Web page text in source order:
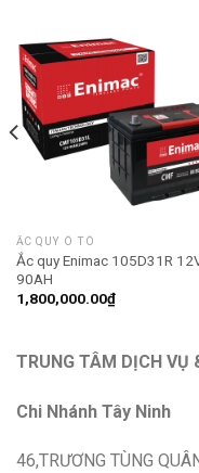
ẮC QUY Ô TÔ
Ắc quy Enimac 105D31R
90AH
1,800,000.00₫
TRUNG TÂM DỊCH VỤ
Chi Nhánh Tây Ninh
46,TRƯƠNG TÙNG